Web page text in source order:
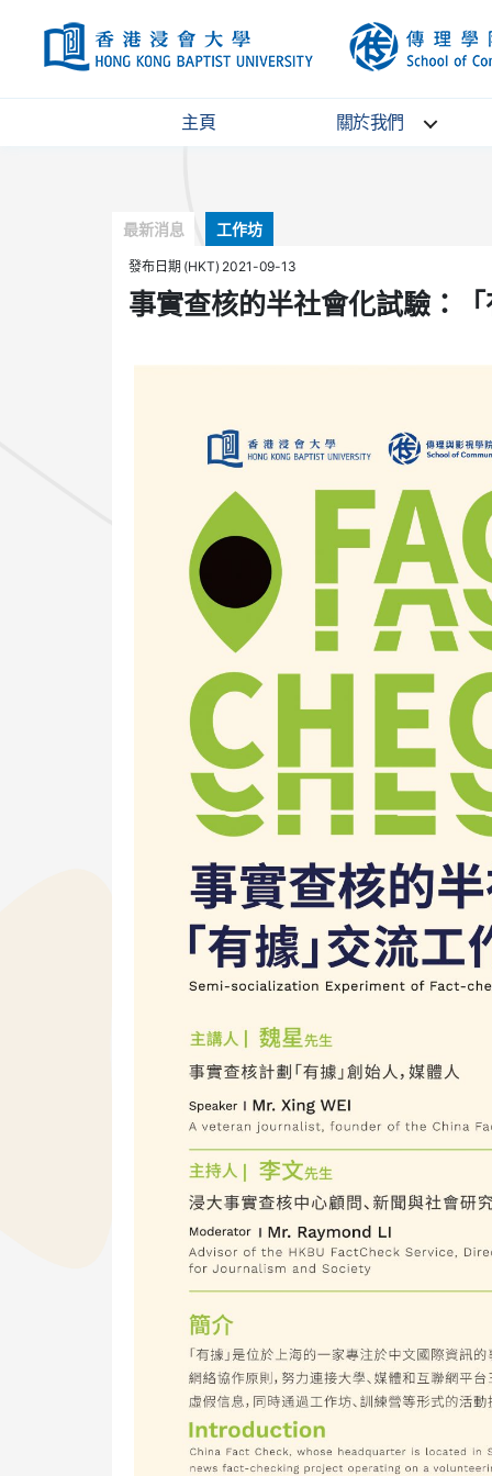
HKBU
主頁 關於我們
Categories
最新消息 工作坊
發布日期 (HKT) 2021-09-13
事實查核的半社會化試驗：